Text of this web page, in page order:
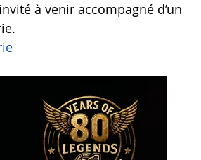
à venir accompagné d’un